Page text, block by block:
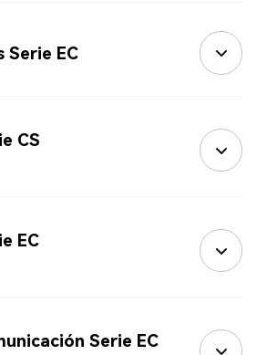
Serie EC
CS
EC
Serie EC